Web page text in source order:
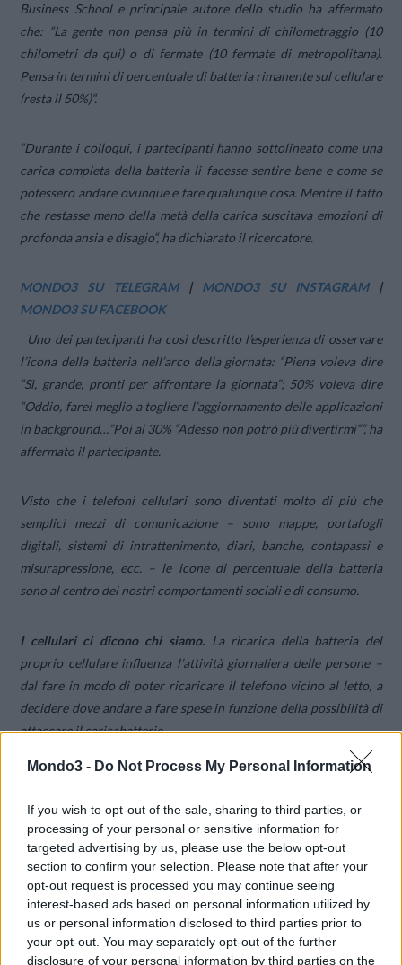
Mondo3 - Do Not Process My Personal Information
If you wish to opt-out of the sale, sharing to third parties, or
processing of your personal or sensitive information for
targeted advertising by us, please use the below opt-out
section to confirm your selection. Please note that after your
opt-out request is processed you may continue seeing
interest-based ads based on personal information utilized by
us or personal information disclosed to third parties prior to
your opt-out. You may separately opt-out of the further
disclosure of your personal information by third parties on the
Business School e principale autore dello studio ha affermato
che: “La gente non pensa più in termini di chilometraggio (10
chilometri da qui) o di fermate (10 fermate di metropolitana).
Pensa in termini di percentuale di batteria rimanente sul cellulare
(resta il 50%)“.
“Durante i colloqui, i partecipanti hanno sottolineato come una
carica completa della batteria li facesse sentire bene e come se
potessero andare ovunque e fare qualunque cosa. Mentre il fatto
che restasse meno della metà della carica suscitava emozioni di
profonda ansia e disagio“, ha dichiarato il ricercatore.
MONDO3 SU TELEGRAM| MONDO3 SU INSTAGRAM|
MONDO3 SU FACEBOOK
Uno dei partecipanti ha così descritto l’esperienza di osservare
l’icona della batteria nell’arco della giornata: “Piena voleva dire
“Sì, grande, pronti per affrontare la giornata”; 50% voleva dire
“Oddio, farei meglio a togliere l’aggiornamento delle applicazioni
in background…”Poi al 30% “Adesso non potrò più divertirmi“”, ha
affermato il partecipante.
Visto che i telefoni cellulari sono diventati molto di più che
semplici mezzi di comunicazione – sono mappe, portafogli
digitali, sistemi di intrattenimento, diari, banche, contapassi e
misurapressione, ecc. – le icone di percentuale della batteria
sono al centro dei nostri comportamenti sociali e di consumo.
I cellulari ci dicono chi siamo. La ricarica della batteria del
proprio cellulare influenza l’attività giornaliera delle persone –
dal fare in modo di poter ricaricare il telefono vicino al letto, a
decidere dove andare a fare spese in funzione della possibilità di
attaccare il caricabatterie.
le persone ormai si definiscono e giudicano gli altri in base alla
lorogestione della batteria.
I partecipanti che monitorano la carica di batteria e fanno in
modo di mantenere un buon livello di carica si autodefiniscono
“maniaci del controllo”, “pignoli”, “programmatori”, “un po’
ossessivo-compulsivi”.